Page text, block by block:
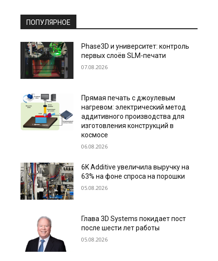
ПОПУЛЯРНОЕ
Phase3D и университет: контроль
первых слоёв SLM-печати
07.08.2026
Прямая печать с джоулевым
нагревом: электрический метод
аддитивного производства для
изготовления конструкций в
космосе
06.08.2026
6K Additive увеличила выручку на
63% на фоне спроса на порошки
05.08.2026
Глава 3D Systems покидает пост
после шести лет работы
05.08.2026